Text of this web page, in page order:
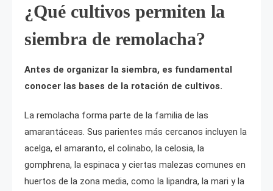
¿Qué cultivos permiten la
siembra de remolacha?
Antes de organizar la siembra, es fundamental
conocer las bases de la rotación de cultivos.
La remolacha forma parte de la familia de las
amarantáceas. Sus parientes más cercanos incluyen la
acelga, el amaranto, el colinabo, la celosia, la
gomphrena, la espinaca y ciertas malezas comunes en
huertos de la zona media, como la lipandra, la mari y la